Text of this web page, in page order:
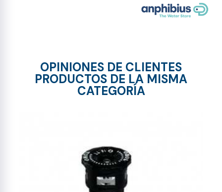
OPINIONES DE CLIENTES
PRODUCTOS DE LA MISMA
CATEGORÍA